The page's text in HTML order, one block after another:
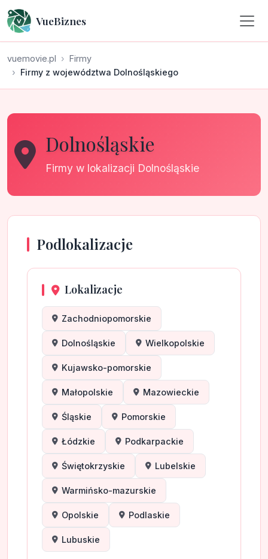
VueBiznes
vuemovie.pl
Firmy
Firmy z województwa Dolnośląskiego
Dolnośląskie
Firmy w lokalizacji Dolnośląskie
Podlokalizacje
Lokalizacje
Zachodniopomorskie
Dolnośląskie Wielkopolskie
Kujawsko-pomorskie
Małopolskie Mazowieckie
Śląskie Pomorskie
Łódzkie Podkarpackie
Świętokrzyskie Lubelskie
Warmińsko-mazurskie
Opolskie Podlaskie
Lubuskie